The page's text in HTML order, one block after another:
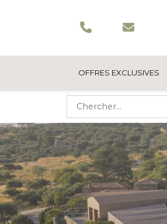
OFFRES EXCLUSIVES